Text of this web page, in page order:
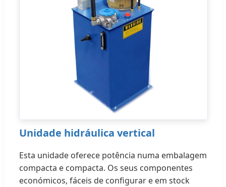
Unidade hidráulica vertical
Esta unidade oferece potência numa embalagem
compacta e compacta. Os seus componentes
económicos, fáceis de configurar e em stock